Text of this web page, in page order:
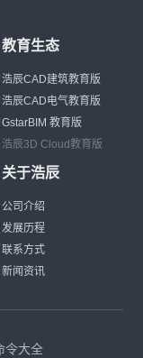
教育生态
浩辰CAD建筑教育版
浩辰CAD电气教育版
GstarBIM 教育版
浩辰3D Cloud教育版
关于浩辰
公司介绍
发展历程
联系方式
新闻资讯
令大全